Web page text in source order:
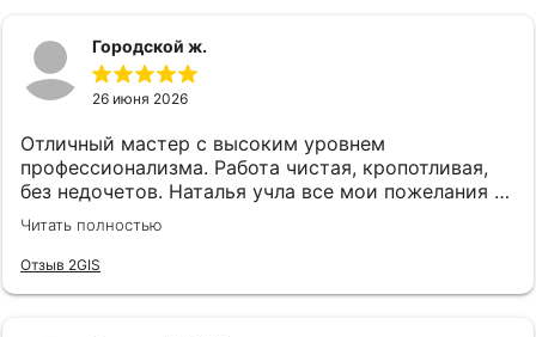
Городской ж.
26 июня 2026
Отличный мастер с высоким уровнем
профессионализма. Работа чистая, кропотливая,
без недочетов. Наталья учла все мои пожелания и
дала грамотные рекомендации по форме и цвету.
Маникюр выполнен аккуратно, результат
полностью соответствует ожиданиям.
Читать полностью
Отзыв 2GIS